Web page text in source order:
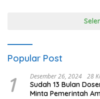
Popular Post
1 Desember 26, 2024 28
Sudah 13 Bulan
Minta Pemerintah